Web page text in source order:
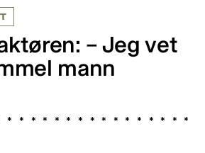
– Jeg vet
mann